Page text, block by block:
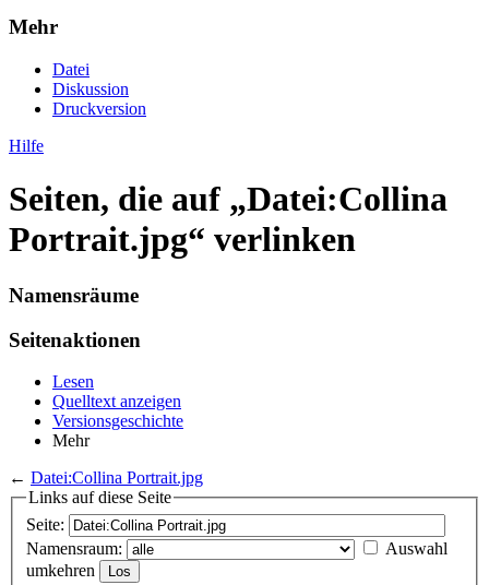
Mehr
Datei
Diskussion
Druckversion
Hilfe
Seiten, die auf „Datei:Collina
Portrait.jpg“ verlinken
Namensräume
Seitenaktionen
Lesen
Quelltext anzeigen
Versionsgeschichte
Mehr
← Datei:Collina Portrait.jpg
Links auf diese Seite
Seite:
Namensraum:
Auswahl
umkehren